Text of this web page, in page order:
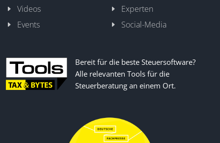
Videos
Experten
Events
Social-Media
Bereit für die beste Steuersoftware?
Alle relevanten Tools für die
Steuerberatung an einem Ort.